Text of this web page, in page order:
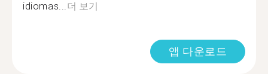
idiomas...더 보기
앱 다운로드